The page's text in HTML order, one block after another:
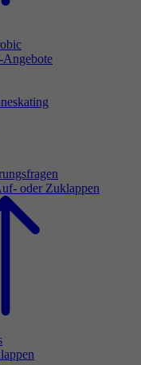
Angebote
oder Zuklappen